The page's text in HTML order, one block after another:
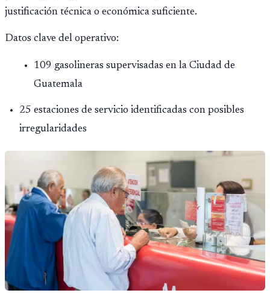
justificación técnica o económica suficiente.
Datos clave del operativo:
109 gasolineras supervisadas en la Ciudad de
Guatemala
25 estaciones de servicio identificadas con posibles
irregularidades